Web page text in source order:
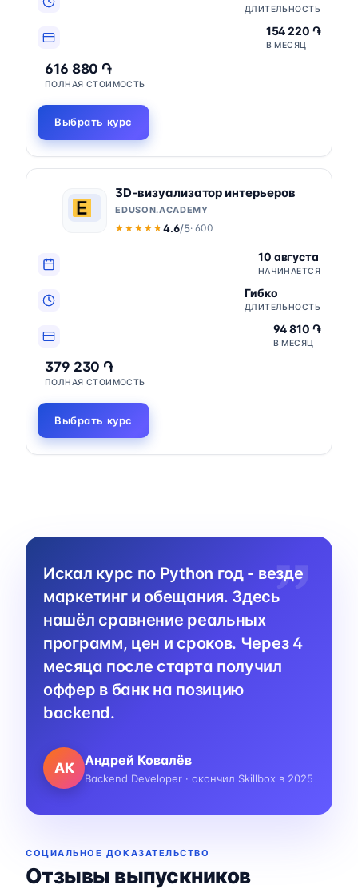
ДЛИТЕЛЬНОСТЬ
154 220 ֏
В МЕСЯЦ
616 880 ֏
ПОЛНАЯ СТОИМОСТЬ
Выбрать курс
3D-визуализатор интерьеров
EDUSON.ACADEMY
★★★★★
★★★★★4.6/5· 600
10 августа
НАЧИНАЕТСЯ
Гибко
ДЛИТЕЛЬНОСТЬ
94 810 ֏
В МЕСЯЦ
379 230 ֏
ПОЛНАЯ СТОИМОСТЬ
Выбрать курс
Искал курс по Python год - везде
маркетинг и обещания. Здесь
нашёл сравнение реальных
программ, цен и сроков. Через 4
месяца после старта получил
оффер в банк на позицию
backend.
АК Андрей Ковалёв
Backend Developer · окончил Skillbox в 2025
СОЦИАЛЬНОЕ ДОКАЗАТЕЛЬСТВО
Отзывы выпускников